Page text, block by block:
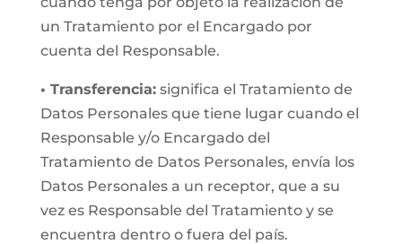
un Tratamiento por el Encargado por
cuenta del Responsable.
• Transferencia:significa el Tratamiento de
Datos Personales que tiene lugar cuando el
Responsable y/o Encargado del
Tratamiento de Datos Personales, envía los
Datos Personales a un receptor, que a su
vez es Responsable del Tratamiento y se
encuentra dentro o fuera del país.